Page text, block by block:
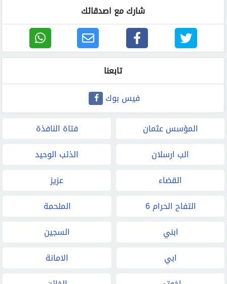
شارك مع اصدقائك
تابعنا
فيس بوك
المؤسس عثمان
فتاة النافذة
الب ارسلان
الذئب الوحيد
القضاء
عزيز
التفاح الحرام 6
الملحمة
ابني
السجين
ابي
الامانة